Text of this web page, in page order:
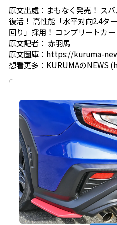
原文出處： まもなく発売！ ス
復活！ 高性能「水平対向2.4タ
回り」採用！ コンプリートカ
原文記者： 赤羽馬
原文圖庫： https://kuruma-
想看更多： KURUMAのNEWS